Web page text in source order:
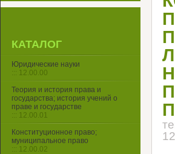
КАТАЛОГ
Юридические науки
::: 12.00.00
Теория и история права и
государства; история учений о
праве и государстве
::: 12.00.01
Конституционное право;
муниципальное право
::: 12.00.02